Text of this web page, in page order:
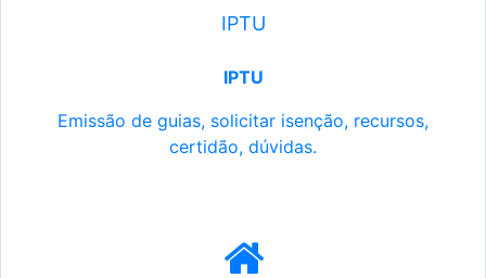
IPTU
IPTU
Emissão de guias, solicitar isenção, recursos,
certidão, dúvidas.